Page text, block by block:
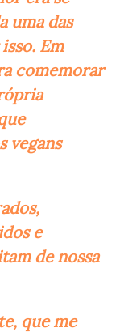
uma das
Em
comemorar
vegans
e
de nossa
que me